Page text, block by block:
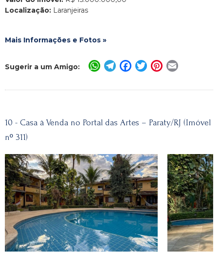
Localização: Laranjeiras
Mais Informações e Fotos »
Sugerir a um Amigo: WhatsApp
Telegram
Facebook
TwitterPinterest
10 - Casa à Venda no Portal das Artes – Paraty/RJ (Imóvel
nº 311)